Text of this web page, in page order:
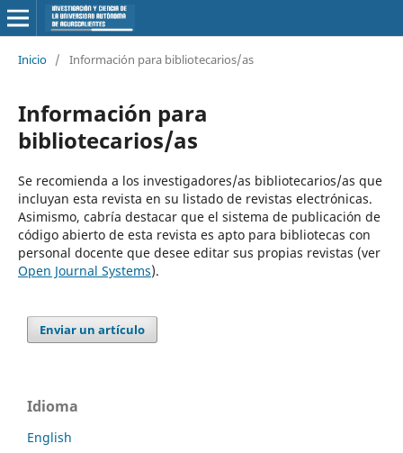
Inicio / Información para bibliotecarios/as
Información para
bibliotecarios/as
Se recomienda a los investigadores/as bibliotecarios/as que
incluyan esta revista en su listado de revistas electrónicas.
Asimismo, cabría destacar que el sistema de publicación de
código abierto de esta revista es apto para bibliotecas con
personal docente que desee editar sus propias revistas (ver
Open Journal Systems).
Enviar un artículo
Idioma
English